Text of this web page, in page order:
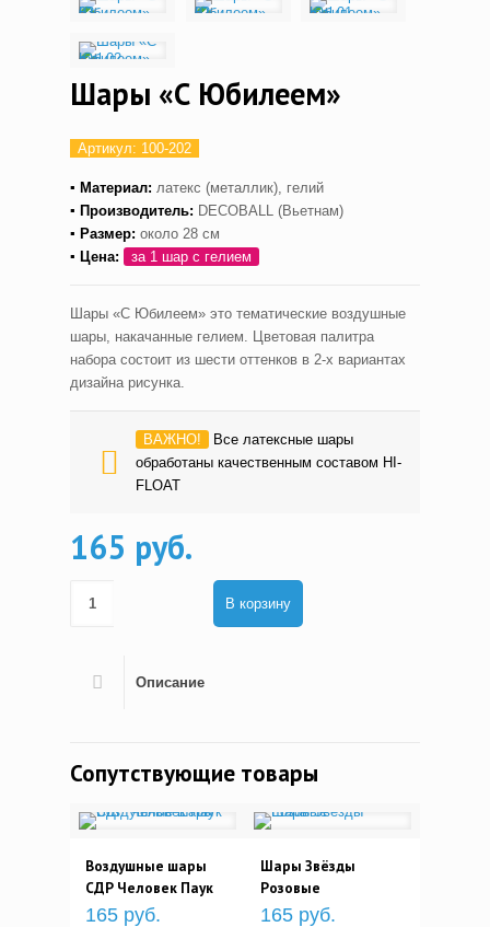
Шары «С Юбилеем»
Артикул: 100-202
▪ Материал: латекс (металлик), гелий
▪ Производитель: DECOBALL (Вьетнам)
▪ Размер: около 28 см
▪ Цена:
за 1 шар с гелием
Шары «С Юбилеем» это тематические воздушные
шары, накачанные гелием. Цветовая палитра
набора состоит из шести оттенков в 2-х вариантах
дизайна рисунка.
ВАЖНО!
Все латексные шары
обработаны качественным составом HI-
FLOAT
165 руб.
В корзину
Описание
Сопутствующие товары
Воздушные шары
СДР Человек Паук
165 руб.
Шары Звёзды
Розовые
165 руб.